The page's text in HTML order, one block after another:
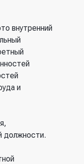
внутренний
и
должности.